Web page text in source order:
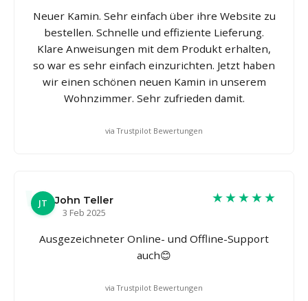
Neuer Kamin. Sehr einfach über ihre Website zu
bestellen. Schnelle und effiziente Lieferung.
Klare Anweisungen mit dem Produkt erhalten,
so war es sehr einfach einzurichten. Jetzt haben
wir einen schönen neuen Kamin in unserem
Wohnzimmer. Sehr zufrieden damit.
via Trustpilot Bewertungen
JT
John Teller
3 Feb 2025
★★★★★
Ausgezeichneter Online- und Offline-Support
auch😊
via Trustpilot Bewertungen